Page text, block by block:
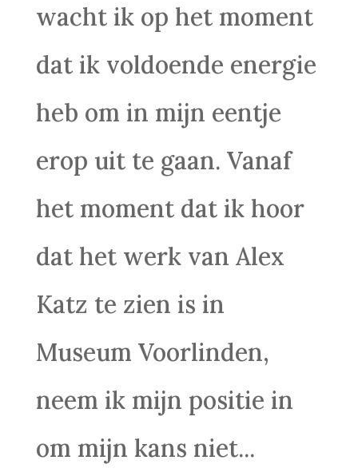
wacht ik op het moment
dat ik voldoende energie
heb om in mijn eentje
erop uit te gaan. Vanaf
het moment dat ik hoor
dat het werk van Alex
Katz te zien is in
Museum Voorlinden,
neem ik mijn positie in
om mijn kans niet...